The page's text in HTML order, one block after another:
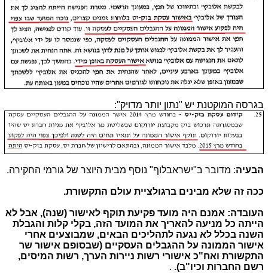
בגרסה המוקטנת יש "נתון יותר מדויק":
הבעיה: מדובר ב"ישראבלוף" נוסף מבית היוצר של גורמי החקירה.
ככה זה שלא מבינים ברגולציית עולם התקשורת.
העובדה: אמנם היה מועד פקיעת תוקף לאישור (שנה), אבל לא
הייתה כל מניעה להאריך את המועד הזה, בקלי קלות והגבלת
השנה בכלל לא נגעה לתהליכים הבאים, שמבוצעים אחרי
אישור הממונה על ההגבלים העסקיים (שבסופם אישור שר
התקשורת ואח"כ אישורי רשות ניירות הערך, רשות המיסים,
רשם החברות וכיו"ב). .